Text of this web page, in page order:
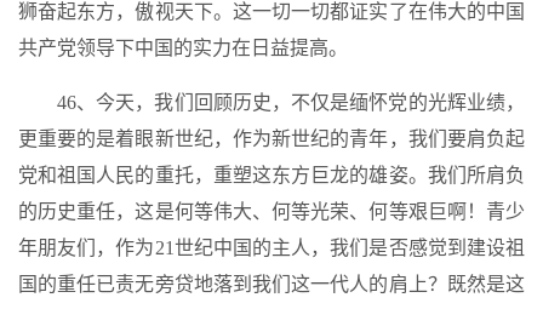
狮奋起东方，傲视天下。这一切一切都证实了在伟大的中国
共产党领导下中国的实力在日益提高。
46、今天，我们回顾历史，不仅是缅怀党的光辉业绩，
更重要的是着眼新世纪，作为新世纪的青年，我们要肩负起
党和祖国人民的重托，重塑这东方巨龙的雄姿。我们所肩负
的历史重任，这是何等伟大、何等光荣、何等艰巨啊！青少
年朋友们，作为21世纪中国的主人，我们是否感觉到建设祖
国的重任已责无旁贷地落到我们这一代人的肩上？既然是这